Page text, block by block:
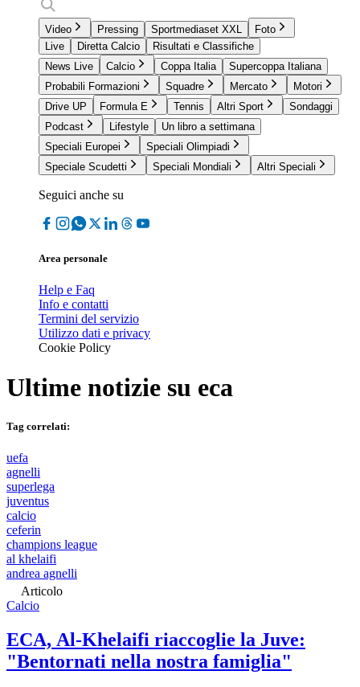
Video Pressing Sportmediaset XXL
Foto
Live
Diretta Calcio
Risultati e Classifiche
News Live
Calcio Coppa Italia
Supercoppa Italiana
Probabili Formazioni
Squadre Mercato
Motori
Drive UP
Formula E Tennis Altri Sport
Sondaggi
Podcast
Lifestyle
Un libro a settimana
Speciali Europei
Speciali Olimpiadi
Speciale Scudetti
Speciali Mondiali Altri Speciali
Seguici anche su
Area personale
Help e Faq
Info e contatti
Termini del servizio
Utilizzo dati e privacy
Cookie Policy
Ultime notizie su eca
Tag correlati:
uefa
agnelli
superlega
juventus
calcio
ceferin
champions league
al khelaifi
andrea agnelli
Articolo
Calcio
ECA, Al-Khelaifi riaccoglie la Juve:
"Bentornati nella nostra famiglia"